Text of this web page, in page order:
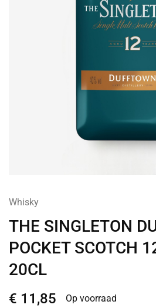
Whisky
THE SINGLETON
POCKET SCOTCH
20CL
€ 11,85 Op voorraad